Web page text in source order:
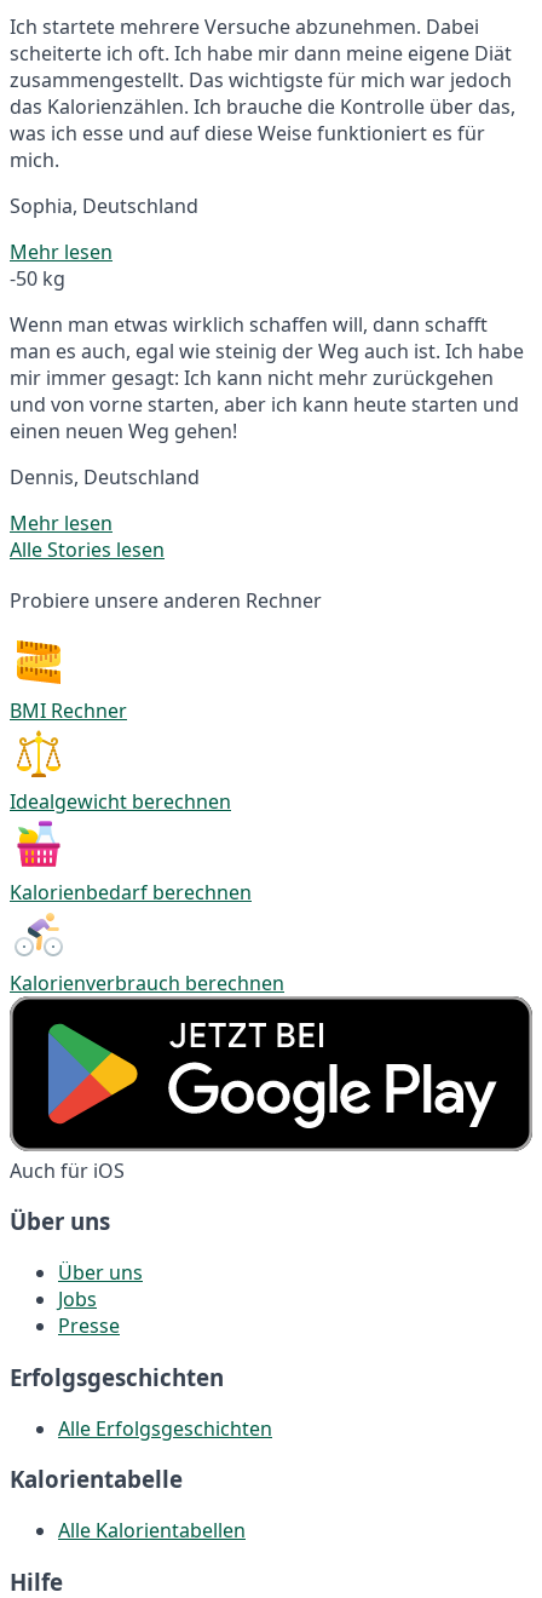
Ich startete mehrere Versuche abzunehmen. Dabei
scheiterte ich oft. Ich habe mir dann meine eigene Diät
zusammengestellt. Das wichtigste für mich war jedoch
das Kalorienzählen. Ich brauche die Kontrolle über das,
was ich esse und auf diese Weise funktioniert es für
mich.
Sophia, Deutschland
Mehr lesen
-50 kg
Wenn man etwas wirklich schaffen will, dann schafft
man es auch, egal wie steinig der Weg auch ist. Ich habe
mir immer gesagt: Ich kann nicht mehr zurückgehen
und von vorne starten, aber ich kann heute starten und
einen neuen Weg gehen!
Dennis, Deutschland
Mehr lesen
Alle Stories lesen
Probiere unsere anderen Rechner
BMI Rechner
Idealgewicht berechnen
Kalorienbedarf berechnen
Kalorienverbrauch berechnen
Auch für iOS
Über uns
Über uns
Jobs
Presse
Erfolgsgeschichten
Alle Erfolgsgeschichten
Kalorientabelle
Alle Kalorientabellen
Hilfe